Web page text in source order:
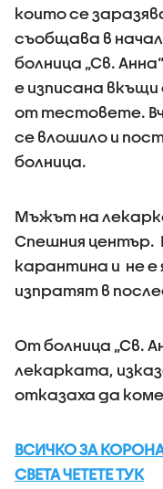
които се
съобщава в
болница „Св.
е изписана
от тестовете.
се влошило и
болница.
Мъжът на
Спешния център.
карантина и не е
изпратят в
От болница „Св.
лекарката,
отказаха да
ВСИЧКО ЗА
СВЕТА ЧЕТЕТЕ ТУК